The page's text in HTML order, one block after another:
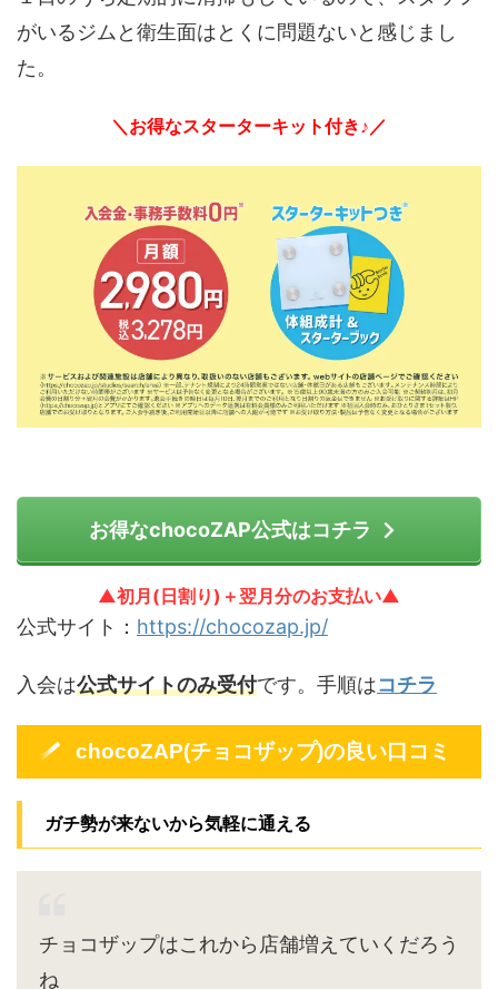
がいるジムと衛生面はとくに問題ないと感じまし
た。
＼お得なスターターキット付き♪／
お得なchocoZAP公式はコチラ
▲初月(日割り)＋翌月分のお支払い▲
公式サイト： https://chocozap.jp/
入会は公式サイトのみ受付です。手順はコチラ
chocoZAP(チョコザップ)の良い口コミ
ガチ勢が来ないから気軽に通える
チョコザップはこれから店舗増えていくだろう
ね